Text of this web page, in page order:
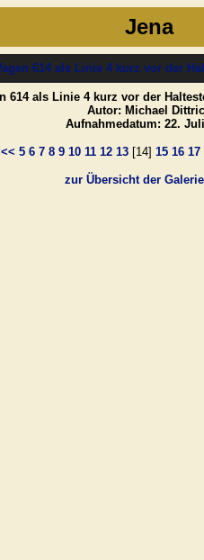
Jena
614 als Linie 4 kurz vor der
Autor: Michael
Aufnahmedatum: 22.
5 6 7 8 9 10 11 12 13[14] 15 16 17
zur Übersicht der